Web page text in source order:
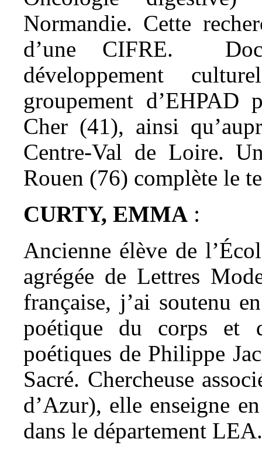
Normandie. Cette
d’une CIFRE.
développement
groupement d’EHPAD
Cher (41), ainsi
Centre-Val de Loire.
Rouen (76) complète le
CURTY, EMMA :
Ancienne élève de
agrégée de Lettres
française, j’ai soutenu
poétique du corps et
poétiques de Philippe
Sacré. Chercheuse
d’Azur), elle enseigne
dans le département LEA.